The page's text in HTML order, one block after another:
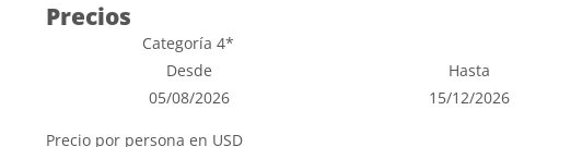
Precios
Categoría 4*
Desde
Hasta
05/08/2026 15/12/2026
Precio por persona en USD